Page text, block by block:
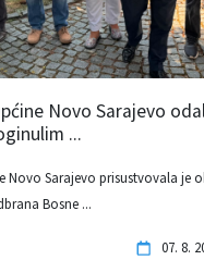
Novo Sarajevo
...
Novo Sarajevo prisustvovala je
Bosne ...
07. 8.